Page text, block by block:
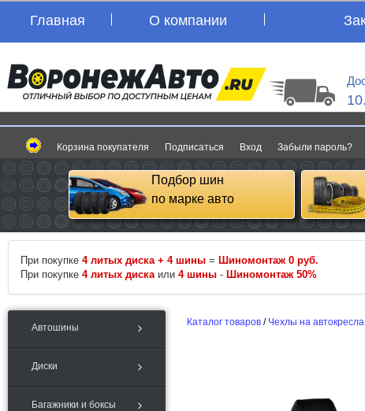
Главная О компании
Корзина покупателя Подписаться Вход Забыли пароль?
Подбор шин
по марке авто
При покупке 4 литых диска + 4 шины = Шиномонтаж 0 руб.
При покупке 4 литых диска или 4 шины - Шиномонтаж 50%
Автошины
Диски
Багажники и боксы
Каталог товаров / Чехлы на автокресла